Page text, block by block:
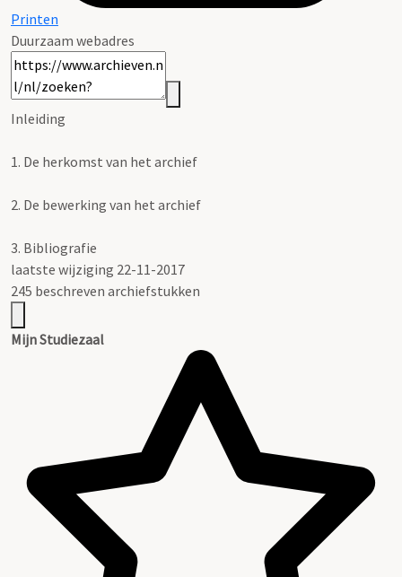
Printen
Duurzaam webadres
Inleiding
1. De herkomst van het archief
2. De bewerking van het archief
3. Bibliografie
laatste wijziging 22-11-2017
245 beschreven archiefstukken
Mijn Studiezaal